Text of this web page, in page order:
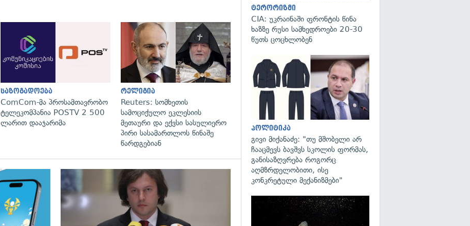
გადახედვა
საზოგადოება
ComCom-მა პროსამთავრობო
ტელეკომპანია POSTV 2 500
ლარით დააჯარიმა
გადახედვა
რელიგია
Reuters: სომხეთის
სამოციქულო ეკლესიის
მეთაური და ექვსი სასულიერო
პირი სასამართლოს წინაშე
წარდგებიან
გადახედვა
ტერორიზმი
CIA: უკრაინაში ფრონტის წინა
ხაზზე რუსი სამხედროები 20-30
წუთს ცოცხლობენ
პოლიტიკა
გივი მიქანაძე: "თუ მშობელი არ
ჩააცმევს ბავშვს სკოლის ფორმას,
განისაზღვრება როგორც
აღმზრდელობითი, ისე
კონკრეტული მექანიზმები"